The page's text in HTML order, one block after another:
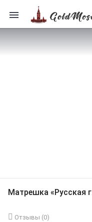
Матрешка «Русская
Отзывы (0)